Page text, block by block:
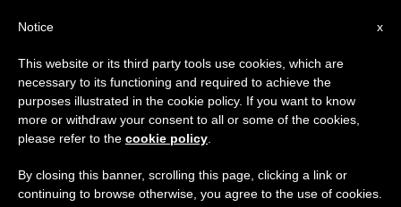
TAG
Posts Tagged ‘بحارة’
x
Notice
This website or its third party tools use cookies, which are
necessary to its functioning and required to achieve the
purposes illustrated in the cookie policy. If you want to know
more or withdraw your consent to all or some of the cookies,
please refer to the cookie policy
By closing this banner, scrolling this page, clicking a link or
continuing to browse otherwise, you agree to the use of cookies.